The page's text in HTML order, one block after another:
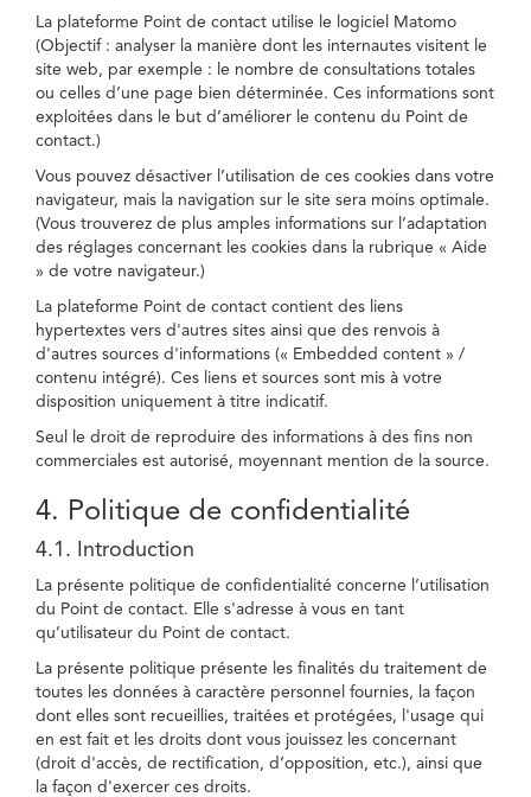
La plateforme Point de contact utilise le logiciel Matomo
(Objectif : analyser la manière dont les internautes visitent le
site web, par exemple : le nombre de consultations totales
ou celles d’une page bien déterminée. Ces informations sont
exploitées dans le but d’améliorer le contenu du Point de
contact.)
Vous pouvez désactiver l’utilisation de ces cookies dans votre
navigateur, mais la navigation sur le site sera moins optimale.
(Vous trouverez de plus amples informations sur l’adaptation
des réglages concernant les cookies dans la rubrique « Aide
» de votre navigateur.)
La plateforme Point de contact contient des liens
hypertextes vers d'autres sites ainsi que des renvois à
d'autres sources d'informations (« Embedded content » /
contenu intégré). Ces liens et sources sont mis à votre
disposition uniquement à titre indicatif.
Seul le droit de reproduire des informations à des fins non
commerciales est autorisé, moyennant mention de la source.
4. Politique de confidentialité
4.1. Introduction
La présente politique de confidentialité concerne l’utilisation
du Point de contact. Elle s'adresse à vous en tant
qu’utilisateur du Point de contact.
La présente politique présente les finalités du traitement de
toutes les données à caractère personnel fournies, la façon
dont elles sont recueillies, traitées et protégées, l'usage qui
en est fait et les droits dont vous jouissez les concernant
(droit d'accès, de rectification, d’opposition, etc.), ainsi que
la façon d'exercer ces droits.